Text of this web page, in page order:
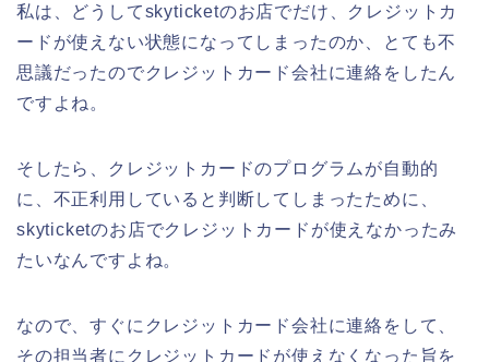
私は、どうしてskyticketのお店でだけ、クレジットカ
ードが使えない状態になってしまったのか、とても不
思議だったのでクレジットカード会社に連絡をしたん
ですよね。
そしたら、クレジットカードのプログラムが自動的
に、不正利用していると判断してしまったために、
skyticketのお店でクレジットカードが使えなかったみ
たいなんですよね。
なので、すぐにクレジットカード会社に連絡をして、
その担当者にクレジットカードが使えなくなった旨を